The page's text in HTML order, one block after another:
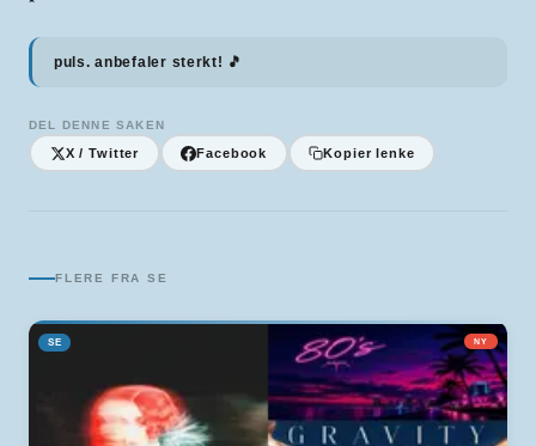
puls. anbefaler sterkt! 🎵
DEL DENNE SAKEN
X / Twitter Facebook Kopier lenke
FLERE FRA SE
SE NY